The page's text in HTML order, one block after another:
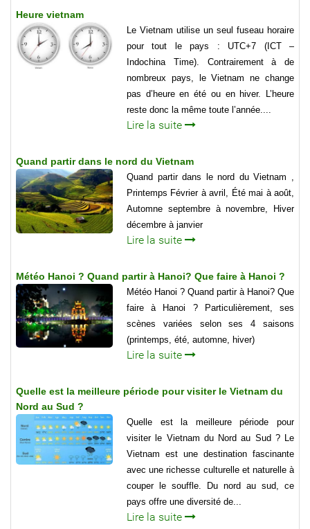
Heure vietnam
Le Vietnam utilise un seul fuseau horaire
pour tout le pays : UTC+7 (ICT –
Indochina Time). Contrairement à de
nombreux pays, le Vietnam ne change
pas d’heure en été ou en hiver. L’heure
reste donc la même toute l’année....
Lire la suite
Quand partir dans le nord du Vietnam
Quand partir dans le nord du Vietnam ,
Printemps Février à avril, Été mai à août,
Automne septembre à novembre, Hiver
décembre à janvier
Lire la suite
Météo Hanoi ? Quand partir à Hanoi? Que faire à Hanoi ?
Météo Hanoi ? Quand partir à Hanoi? Que
faire à Hanoi ? Particulièrement, ses
scènes variées selon ses 4 saisons
(printemps, été, automne, hiver)
Lire la suite
Quelle est la meilleure période pour visiter le Vietnam du
Nord au Sud ?
Quelle est la meilleure période pour
visiter le Vietnam du Nord au Sud ? Le
Vietnam est une destination fascinante
avec une richesse culturelle et naturelle à
couper le souffle. Du nord au sud, ce
pays offre une diversité de...
Lire la suite